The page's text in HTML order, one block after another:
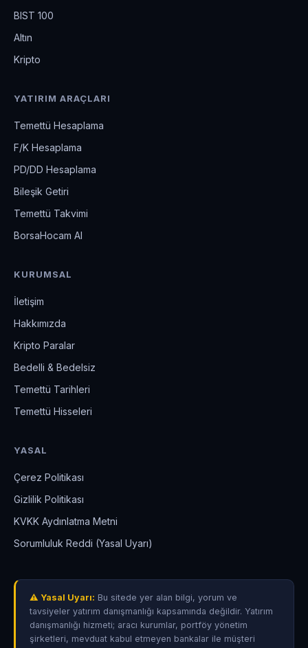
BIST 100
Altın
Kripto
YATIRIM ARAÇLARI
Temettü Hesaplama
F/K Hesaplama
PD/DD Hesaplama
Bileşik Getiri
Temettü Takvimi
BorsaHocam AI
KURUMSAL
İletişim
Hakkımızda
Kripto Paralar
Bedelli & Bedelsiz
Temettü Tarihleri
Temettü Hisseleri
YASAL
Çerez Politikası
Gizlilik Politikası
KVKK Aydınlatma Metni
Sorumluluk Reddi (Yasal Uyarı)
⚠ Yasal Uyarı: Bu sitede yer alan bilgi, yorum ve
tavsiyeler yatırım danışmanlığı kapsamında değildir. Yatırım
danışmanlığı hizmeti; aracı kurumlar, portföy yönetim
şirketleri, mevduat kabul etmeyen bankalar ile müşteri